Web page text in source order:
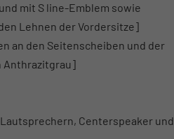
mit S line-Emblem sowie
Lehnen der Vordersitze]
an den Seitenscheiben und der
Anthrazitgrau]
Centerspeaker und